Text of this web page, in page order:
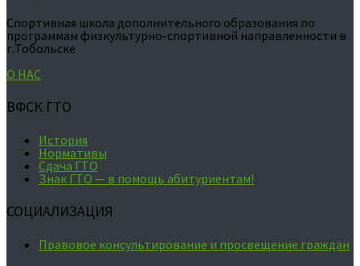
Спортивная школа дополнительного образования по
программам физкультурно-спортивной направленности в
г.Тобольске
О НАС
ВФСК ГТО
История
Нормативы
Сдача ГТО
Знак ГТО — в помощь абитуриентам!
СОЦИАЛИЗАЦИЯ
Правовое консультирование и просвещение граждан